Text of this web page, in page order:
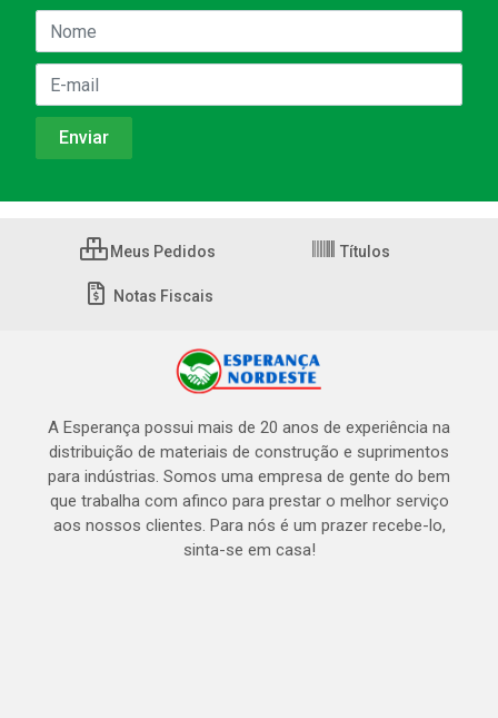
Meus Pedidos Títulos
Notas Fiscais
A Esperança possui mais de 20 anos de experiência na
distribuição de materiais de construção e suprimentos
para indústrias. Somos uma empresa de gente do bem
que trabalha com afinco para prestar o melhor serviço
aos nossos clientes. Para nós é um prazer recebe-lo,
sinta-se em casa!